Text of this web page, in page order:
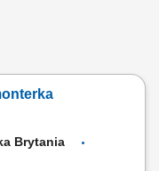
Brytania